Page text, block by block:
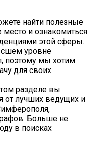
найти полезные
и ознакомиться
этой сферы.
уровне
поэтому мы хотим
для своих
разделе вы
от лучших ведущих и
Больше не
в поисках